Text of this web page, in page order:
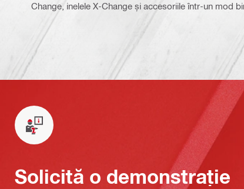
Change, inelele X-Change și accesoriile într-un mod
Solicită o demonstrație